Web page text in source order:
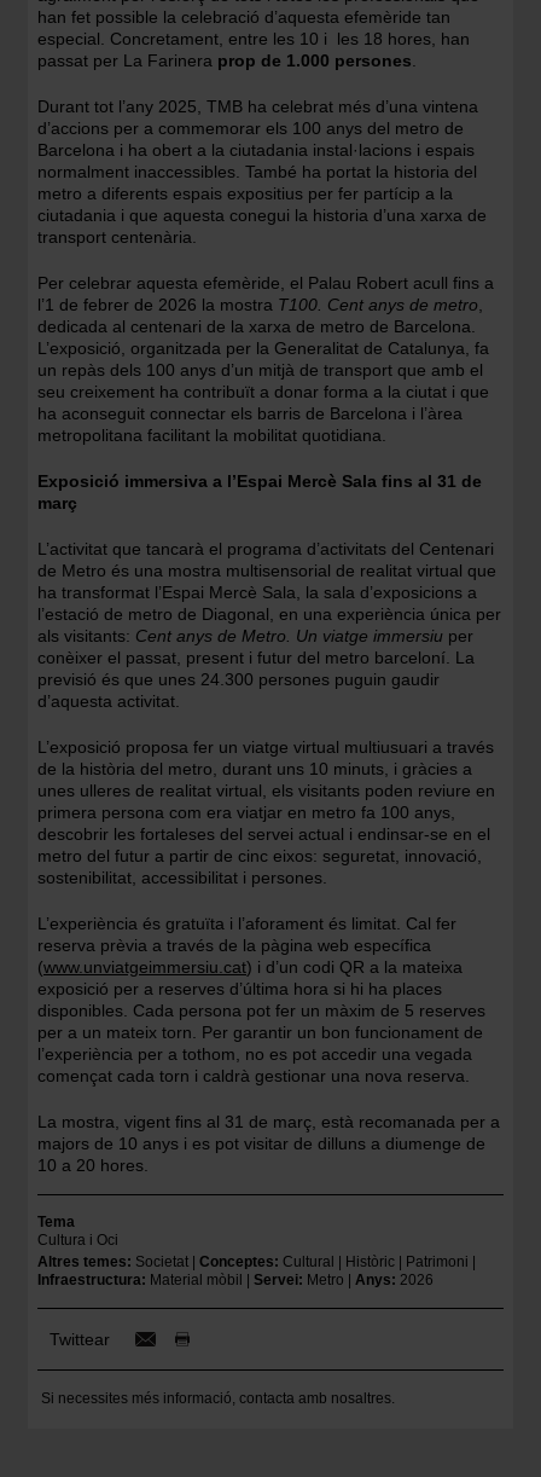
han fet possible la celebració d’aquesta efemèride tan
especial. Concretament, entre les 10 i les 18 hores, han
passat per La Farinera prop de 1.000 persones
Durant tot l’any 2025, TMB ha celebrat més d’una vintena
d’accions per a commemorar els 100 anys del metro de
Barcelona i ha obert a la ciutadania instal·lacions i espais
normalment inaccessibles. També ha portat la historia del
metro a diferents espais expositius per fer partícip a la
ciutadania i que aquesta conegui la historia d’una xarxa de
transport centenària.
Per celebrar aquesta efemèride, el Palau Robert acull fins a
l’1 de febrer de 2026 la mostra T100. Cent anys de metro
dedicada al centenari de la xarxa de metro de Barcelona.
L’exposició, organitzada per la Generalitat de Catalunya, fa
un repàs dels 100 anys d’un mitjà de transport que amb el
seu creixement ha contribuït a donar forma a la ciutat i que
ha aconseguit connectar els barris de Barcelona i l’àrea
metropolitana facilitant la mobilitat quotidiana.
Exposició immersiva a l’Espai Mercè Sala fins al 31 de
març
L’activitat que tancarà el programa d’activitats del Centenari
de Metro és una mostra multisensorial de realitat virtual que
ha transformat l’Espai Mercè Sala, la sala d’exposicions a
l’estació de metro de Diagonal, en una experiència única per
als visitants: Cent anys de Metro. Un viatge immersiu per
conèixer el passat, present i futur del metro barceloní. La
previsió és que unes 24.300 persones puguin gaudir
d’aquesta activitat.
L’exposició proposa fer un viatge virtual multiusuari a través
de la història del metro, durant uns 10 minuts, i gràcies a
unes ulleres de realitat virtual, els visitants poden reviure en
primera persona com era viatjar en metro fa 100 anys,
descobrir les fortaleses del servei actual i endinsar-se en el
metro del futur a partir de cinc eixos: seguretat, innovació,
sostenibilitat, accessibilitat i persones.
L’experiència és gratuïta i l’aforament és limitat. Cal fer
reserva prèvia a través de la pàgina web específica
(www.unviatgeimmersiu.cat) i d’un codi QR a la mateixa
exposició per a reserves d’última hora si hi ha places
disponibles. Cada persona pot fer un màxim de 5 reserves
per a un mateix torn. Per garantir un bon funcionament de
l’experiència per a tothom, no es pot accedir una vegada
començat cada torn i caldrà gestionar una nova reserva.
La mostra, vigent fins al 31 de març, està recomanada per a
majors de 10 anys i es pot visitar de dilluns a diumenge de
10 a 20 hores.
Tema
Cultura i Oci
Altres temes
Societat Conceptes Cultural Històric
Patrimoni
Infraestructura
Material mòbil Servei Metro Anys 2026
Twittear
Si necessites més informació, contacta amb nosaltres.